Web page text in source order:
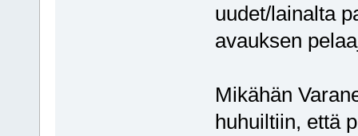
uudet/lainalta
avauksen
Mikähän
huhuiltiin, että